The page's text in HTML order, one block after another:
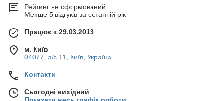
Рейтинг не сформований
Менше 5 відгуків за останній рік
Працює з 29.03.2013
м. Київ
04077, а/с 11, Київ, Україна
Контакти
Сьогодні вихідний